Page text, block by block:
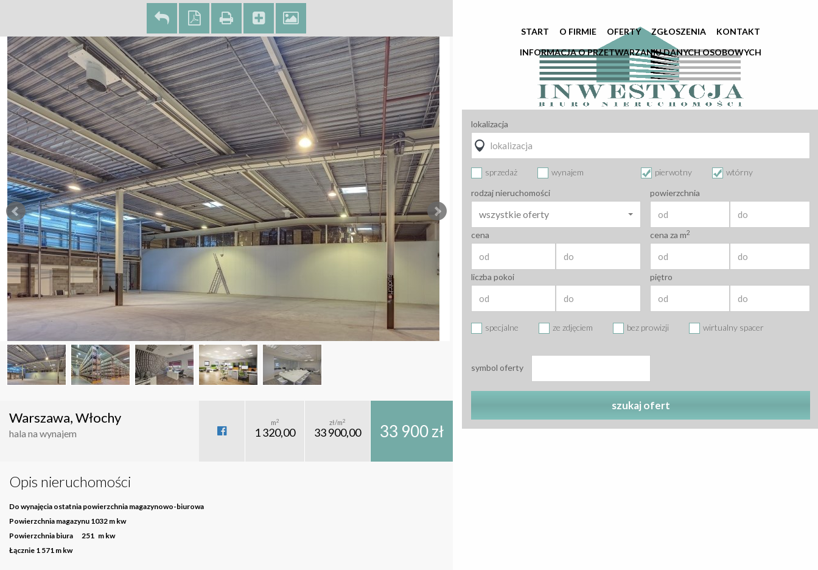
Warszawa, Włochy
hala na wynajem
m2
1 320,00
zł/m2
33 900,00 33 900 zł
Opis nieruchomości
Do wynajęcia ostatnia powierzchnia magazynowo-biurowa
Powierzchnia magazynu 1032 m kw
Powierzchnia biura 251 m kw
Łącznie 1 571 m kw
START O FIRMIE OFERTY ZGŁOSZENIA
KONTAKT
INFORMACJA O PRZETWARZANIU DANYCH OSOBOWYCH
lokalizacja
sprzedaż wynajem pierwotny
wtórny
rodzaj nieruchomości
wszystkie oferty
powierzchnia
cena cena za m2
liczba pokoi piętro
specjalne ze zdjęciem bez prowizji wirtualny spacer
symbol oferty
szukaj ofert